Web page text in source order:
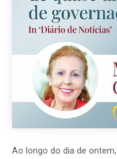
Ao longo do dia de